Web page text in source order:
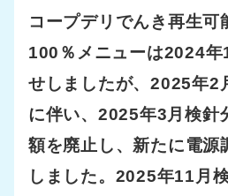
コープデリでんき再生可
100％メニューは2024年
せしましたが、2025年2
に伴い、2025年3月検針
額を廃止し、新たに電源
しました。2025年11月